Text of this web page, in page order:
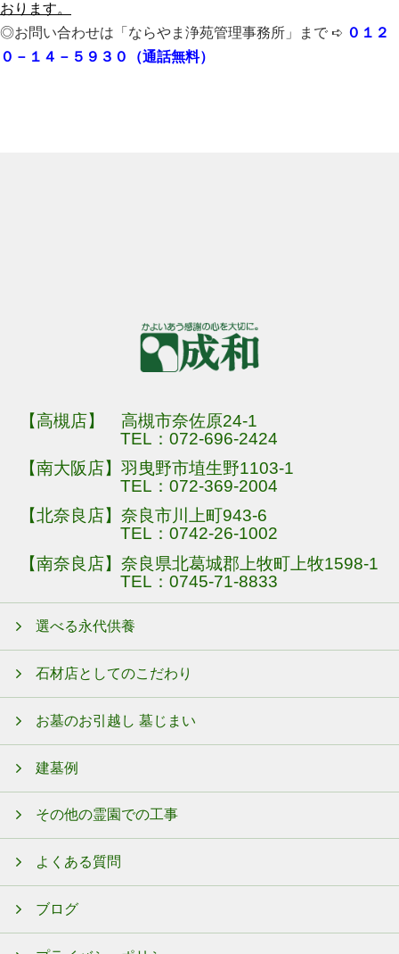
おります。
◎お問い合わせは「ならやま浄苑管理事務所」まで ➪ ０１２
０－１４－５９３０（通話無料）
【高槻店】 高槻市奈佐原24-1
TEL：072-696-2424
【南大阪店】羽曳野市埴生野1103-1
TEL：072-369-2004
【北奈良店】奈良市川上町943-6
TEL：0742-26-1002
【南奈良店】奈良県北葛城郡上牧町上牧1598-1
TEL：0745-71-8833
選べる永代供養
石材店としてのこだわり
お墓のお引越し 墓じまい
建墓例
その他の霊園での工事
よくある質問
ブログ